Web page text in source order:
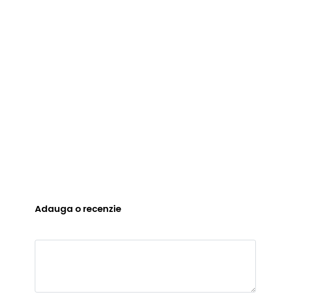
Adauga o recenzie